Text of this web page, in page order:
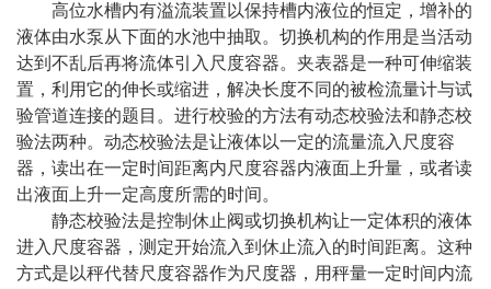
高位水槽内有溢流装置以保持槽内液位的恒定，增补的
液体由水泵从下面的水池中抽取。切换机构的作用是当活动
达到不乱后再将流体引入尺度容器。夹表器是一种可伸缩装
置，利用它的伸长或缩进，解决长度不同的被检流量计与试
验管道连接的题目。进行校验的方法有动态校验法和静态校
验法两种。动态校验法是让液体以一定的流量流入尺度容
器，读出在一定时间距离内尺度容器内液面上升量，或者读
出液面上升一定高度所需的时间。
静态校验法是控制休止阀或切换机构让一定体积的液体
进入尺度容器，测定开始流入到休止流入的时间距离。这种
方式是以秤代替尺度容器作为尺度器，用秤量一定时间内流